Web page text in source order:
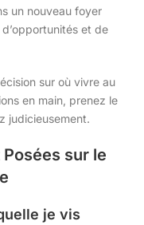
un nouveau foyer
et de
sur où vivre au
en main, prenez le
judicieusement.
sur le
je vis